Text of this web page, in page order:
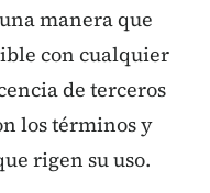
manera que
con cualquier
de terceros
los términos y
rigen su uso.